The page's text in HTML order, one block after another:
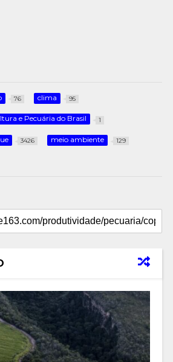
76 clima 95
e Pecuária do Brasil 1
3426 meio ambiente 129